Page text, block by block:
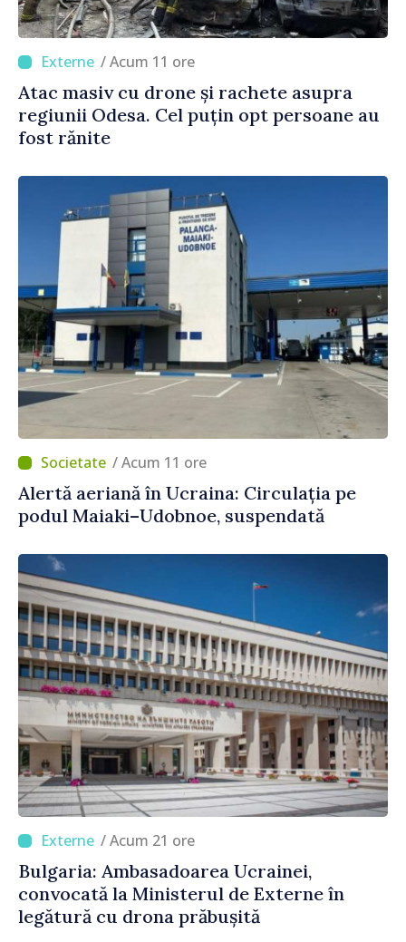
/ Acum 11 ore
Atac masiv cu drone și rachete asupra
regiunii Odesa. Cel puțin opt persoane au
fost rănite
/ Acum 11 ore
Alertă aeriană în Ucraina: Circulația pe
podul Maiaki–Udobnoe, suspendată
/ Acum 21 ore
Bulgaria: Ambasadoarea Ucrainei,
convocată la Ministerul de Externe în
legătură cu drona prăbușită